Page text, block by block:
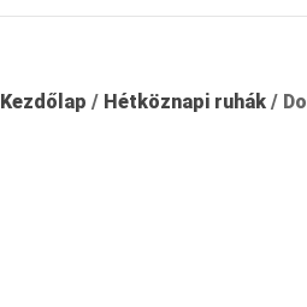
Kezdőlap / Hétköznapi ruhák/